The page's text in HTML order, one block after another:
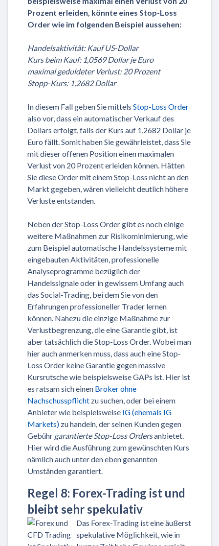
Prozent erleiden, könnte eines Stop-Loss
Order wie im folgenden Beispiel aussehen:
Handelsaktivität: Kauf US-Dollar
Kurs beim Kauf: 1,0569 Dollar je Euro
maximal geduldeter Verlust: 20 Prozent
Stopp-Kurs: 1,2682 Dollar
In diesem Fall geben Sie mittels Stop-Loss Order
also vor, dass ein automatischer Verkauf des
Dollars erfolgt, falls der Kurs auf 1,2682 Dollar je
Euro fällt. Somit haben Sie gewährleistet, dass Sie
mit dieser offenen Position einen maximalen
Verlust von 20 Prozent erleiden können. Hätten
Sie diese Order mit einem Stop-Loss nicht an den
Markt gegeben, wären vielleicht deutlich höhere
Verluste entstanden.
Neben der Stop-Loss Order gibt es noch einige
weitere Maßnahmen zur Risikominimierung, wie
zum Beispiel automatische Handelssysteme mit
eingebauten Aktivitäten, professionelle
Analyseprogramme bezüglich der
Handelssignale oder in gewissem Umfang auch
das Social-Trading, bei dem Sie von den
Erfahrungen professioneller Trader lernen
können. Nahezu die einzige Maßnahme zur
Verlustbegrenzung, die eine Garantie gibt, ist
aber tatsächlich die Stop-Loss Order. Wobei man
hier auch anmerken muss, dass auch eine Stop-
Loss Order keine Garantie gegen massive
Kursrutsche wie beispielsweise GAPs ist. Hier ist
es ratsam sich einen Broker ohne
Nachschusspflicht zu suchen, oder bei einem
Anbieter wie beispielsweise IG (ehemals IG
Markets) zu handeln, der seinen Kunden gegen
Gebühr garantierte Stop-Loss Ordersanbietet.
Hier wird die Ausführung zum gewünschten Kurs
nämlich auch unter den eben genannten
Umständen garantiert.
Regel 8: Forex-Trading ist und
bleibt sehr spekulativ
Das Forex-Trading ist eine äußerst
spekulative Möglichkeit, wie in